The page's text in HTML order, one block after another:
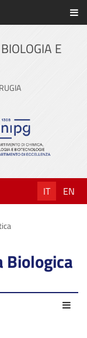
E
IT EN
Biologica